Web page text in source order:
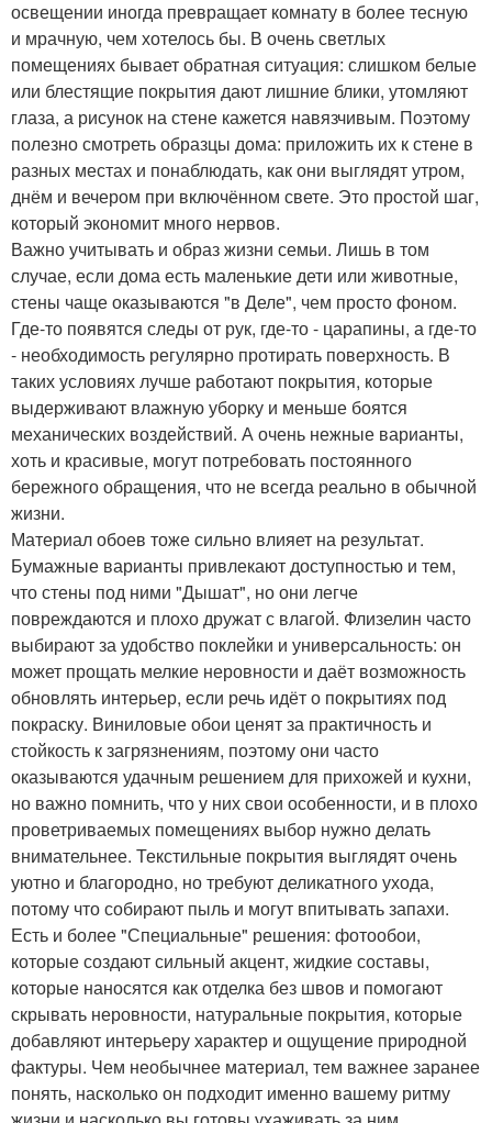
освещении иногда превращает комнату в более тесную
и мрачную, чем хотелось бы. В очень светлых
помещениях бывает обратная ситуация: слишком белые
или блестящие покрытия дают лишние блики, утомляют
глаза, а рисунок на стене кажется навязчивым. Поэтому
полезно смотреть образцы дома: приложить их к стене в
разных местах и понаблюдать, как они выглядят утром,
днём и вечером при включённом свете. Это простой шаг,
который экономит много нервов.
Важно учитывать и образ жизни семьи. Лишь в том
случае, если дома есть маленькие дети или животные,
стены чаще оказываются "в Деле", чем просто фоном.
Где-то появятся следы от рук, где-то - царапины, а где-то
- необходимость регулярно протирать поверхность. В
таких условиях лучше работают покрытия, которые
выдерживают влажную уборку и меньше боятся
механических воздействий. А очень нежные варианты,
хоть и красивые, могут потребовать постоянного
бережного обращения, что не всегда реально в обычной
жизни.
Материал обоев тоже сильно влияет на результат.
Бумажные варианты привлекают доступностью и тем,
что стены под ними "Дышат", но они легче
повреждаются и плохо дружат с влагой. Флизелин часто
выбирают за удобство поклейки и универсальность: он
может прощать мелкие неровности и даёт возможность
обновлять интерьер, если речь идёт о покрытиях под
покраску. Виниловые обои ценят за практичность и
стойкость к загрязнениям, поэтому они часто
оказываются удачным решением для прихожей и кухни,
но важно помнить, что у них свои особенности, и в плохо
проветриваемых помещениях выбор нужно делать
внимательнее. Текстильные покрытия выглядят очень
уютно и благородно, но требуют деликатного ухода,
потому что собирают пыль и могут впитывать запахи.
Есть и более "Специальные" решения: фотообои,
которые создают сильный акцент, жидкие составы,
которые наносятся как отделка без швов и помогают
скрывать неровности, натуральные покрытия, которые
добавляют интерьеру характер и ощущение природной
фактуры. Чем необычнее материал, тем важнее заранее
понять, насколько он подходит именно вашему ритму